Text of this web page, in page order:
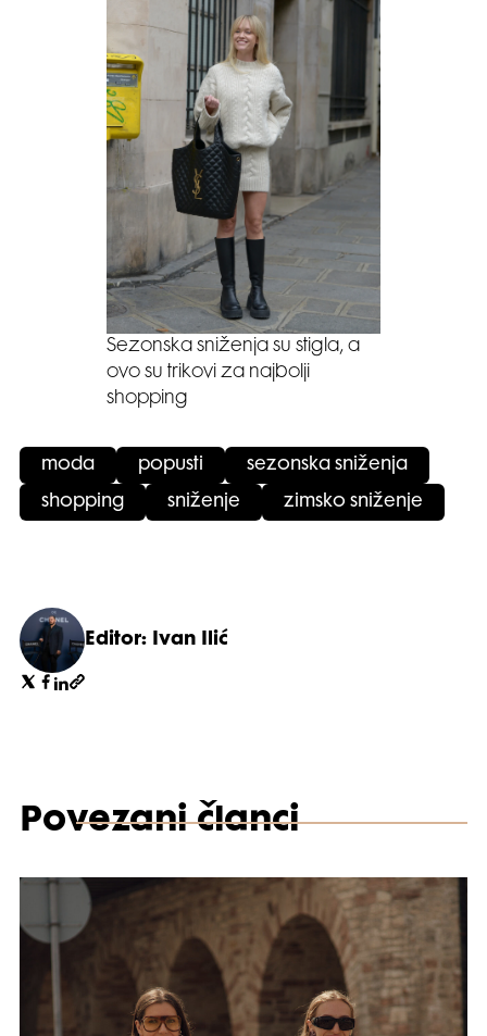
Sezonska sniženja su stigla, a
ovo su trikovi za najbolji
shopping
moda popusti sezonska sniženja
shopping sniženje zimsko sniženje
Editor: Ivan Ilić
Povezani članci